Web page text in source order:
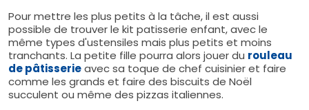
Pour mettre les plus petits à la tâche, il est aussi
possible de trouver le kit patisserie enfant, avec le
même types d'ustensiles mais plus petits et moins
tranchants. La petite fille pourra alors jouer du rouleau
de pâtisserieavec sa toque de chef cuisinier et faire
comme les grands et faire des biscuits de Noël
succulent ou même des pizzas italiennes.